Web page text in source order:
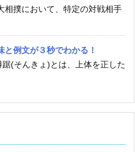
相撲において、特定の対戦相手
と例文が３秒でわかる！
踞(そんきょ)とは、上体を正した